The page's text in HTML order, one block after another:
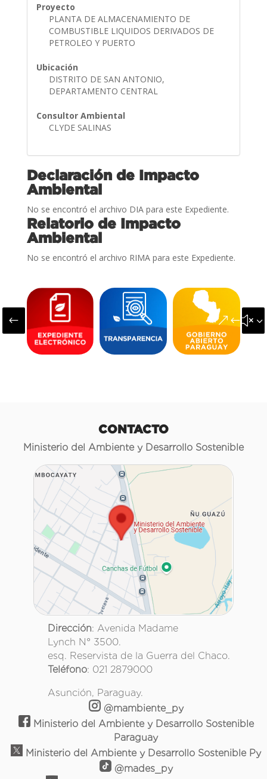
Proyecto
PLANTA DE ALMACENAMIENTO DE
COMBUSTIBLE LIQUIDOS DERIVADOS DE
PETROLEO Y PUERTO
Ubicación
DISTRITO DE SAN ANTONIO,
DEPARTAMENTO CENTRAL
Consultor Ambiental
CLYDE SALINAS
Declaración de Impacto
Ambiental
No se encontró el archivo DIA para este Expediente.
Relatorio de Impacto
Ambiental
No se encontró el archivo RIMA para este Expediente.
#
CONTACTO
Ministerio del Ambiente y Desarrollo Sostenible
Dirección: Avenida Madame
Lynch N° 3500.
esq. Reservista de la Guerra del Chaco.
Teléfono: 021 2879000
Asunción, Paraguay.
@mambiente_py
Ministerio del Ambiente y Desarrollo Sostenible
Paraguay
Ministerio del Ambiente y Desarrollo Sostenible Py
@mades_py